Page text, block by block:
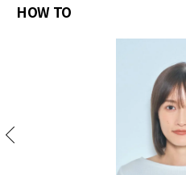
HOW TO